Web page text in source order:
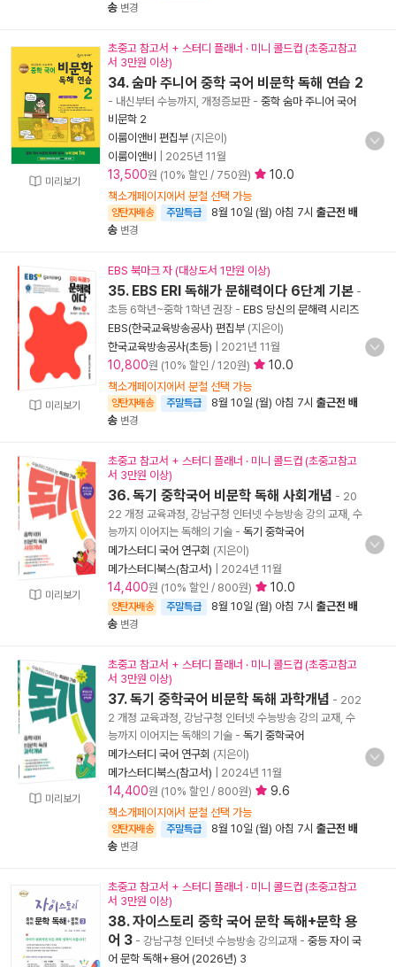
송 변경
미리보기
초중고 참고서 + 스터디 플래너 · 미니 콜드컵 (초중고참고
서 3만원 이상)
34. 숨마 주니어 중학 국어 비문학 독해 연습 2
- 내신부터 수능까지, 개정증보판- 중학 숨마 주니어 국어
비문학 2
이룸이앤비 편집부 (지은이)
이룸이앤비
2025년 11월
13,500원 (10% 할인 / 750원) 10.0
책소개페이지에서 분철 선택 가능
양탄자배송 주말특급 8월 10일 (월) 아침 7시 출근전 배
송 변경
미리보기
EBS 북마크 자 (대상도서 1만원 이상)
35. EBS ERI 독해가 문해력이다 6단계 기본 -
초등 6학년~중학 1학년 권장 - EBS 당신의 문해력 시리즈
EBS(한국교육방송공사) 편집부 (지은이)
한국교육방송공사(초등)
2021년 11월
10,800원 (10% 할인 / 120원) 10.0
책소개페이지에서 분철 선택 가능
양탄자배송 주말특급 8월 10일 (월) 아침 7시 출근전 배
송 변경
미리보기
초중고 참고서 + 스터디 플래너 · 미니 콜드컵 (초중고참고
서 3만원 이상)
36. 독기 중학국어 비문학 독해 사회개념 - 20
22 개정 교육과정, 강남구청 인터넷 수능방송 강의 교재, 수
능까지 이어지는 독해의 기술 - 독기 중학국어
메가스터디 국어 연구회 (지은이)
메가스터디북스(참고서)
2024년 11월
14,400원 (10% 할인 / 800원) 10.0
양탄자배송 주말특급 8월 10일 (월) 아침 7시 출근전 배
송 변경
미리보기
초중고 참고서 + 스터디 플래너 · 미니 콜드컵 (초중고참고
서 3만원 이상)
37. 독기 중학국어 비문학 독해 과학개념 - 202
2 개정 교육과정, 강남구청 인터넷 수능방송 강의 교재, 수
능까지 이어지는 독해의 기술 - 독기 중학국어
메가스터디 국어 연구회 (지은이)
메가스터디북스(참고서)
2024년 11월
14,400원 (10% 할인 / 800원) 9.6
책소개페이지에서 분철 선택 가능
양탄자배송 주말특급 8월 10일 (월) 아침 7시 출근전 배
송 변경
초중고 참고서 + 스터디 플래너 · 미니 콜드컵 (초중고참고
서 3만원 이상)
38. 자이스토리 중학 국어 문학 독해+문학 용
어 3 - 강남구청 인터넷 수능방송 강의교재 - 중등 자이 국
어 문학 독해+용어 (2026년) 3